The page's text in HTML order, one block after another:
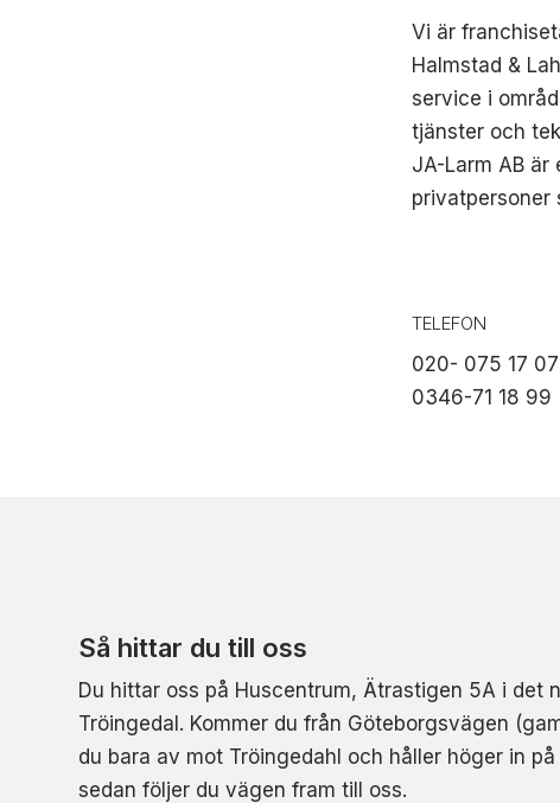
Vi är
Halmstad &
service i
tjänster och
JA-Larm AB
privatpersoner
TELEFON
020- 075 17 07
0346-71 18 99
Så hittar du till oss
Du hittar oss på Huscentrum, Ätrastigen 5A i det
Tröingedal. Kommer du från Göteborgsvägen
du bara av mot Tröingedahl och håller höger in
sedan följer du vägen fram till oss.